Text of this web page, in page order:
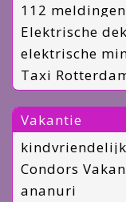
112 meldingen
Elektrische
elektrische
Taxi
Vakantie
Condors
ananuri